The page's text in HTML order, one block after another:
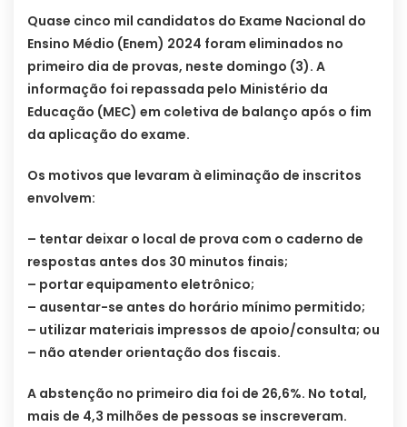
Quase cinco mil candidatos do Exame Nacional do
Ensino Médio (Enem) 2024 foram eliminados no
primeiro dia de provas, neste domingo (3). A
informação foi repassada pelo Ministério da
Educação (MEC) em coletiva de balanço após o fim
da aplicação do exame.
Os motivos que levaram à eliminação de inscritos
envolvem:
– tentar deixar o local de prova com o caderno de
respostas antes dos 30 minutos finais;
– portar equipamento eletrônico;
– ausentar-se antes do horário mínimo permitido;
– utilizar materiais impressos de apoio/consulta; ou
– não atender orientação dos fiscais.
A abstenção no primeiro dia foi de 26,6%. No total,
mais de 4,3 milhões de pessoas se inscreveram.